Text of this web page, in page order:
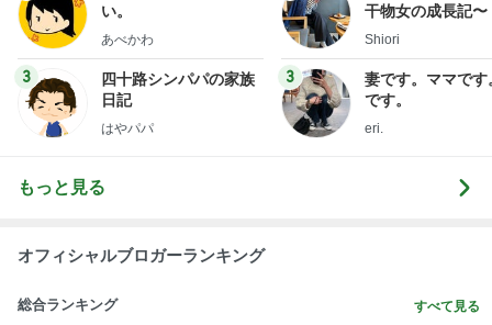
い。
あべかわ
3
四十路シンパパの家族
日記
はやパパ
干物女の成長記〜
Shiori
3
妻です。ママです
です。
eri.
もっと見る
オフィシャルブロガーランキング
総合ランキング すべて見る